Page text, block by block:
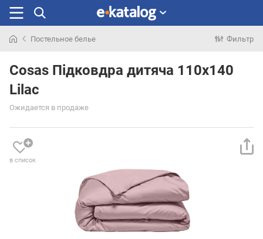
раньше
Постельное белье Фильтр
Cosas Підковдра дитяча 110х140
Lilac
Ожидается в продаже
в список